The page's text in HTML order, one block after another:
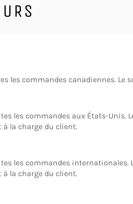
les commandes canadiennes. Le
les commandes aux États-Unis.
à la charge du client.
les commandes internationales.
à la charge du client.